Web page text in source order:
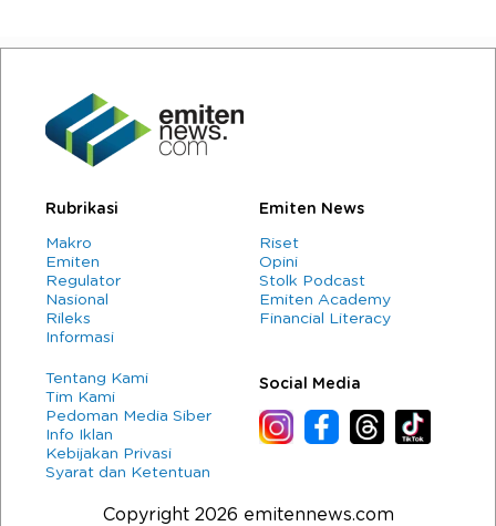
Rubrikasi
Makro
Emiten
Regulator
Nasional
Rileks
Informasi
Emiten News
Riset
Opini
Stolk Podcast
Emiten Academy
Financial Literacy
Tentang Kami
Tim Kami
Pedoman Media Siber
Info Iklan
Kebijakan Privasi
Syarat dan Ketentuan
Social Media
Copyright 2026 emitennews.com